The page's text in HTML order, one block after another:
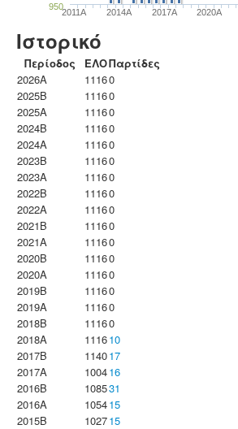
2011A 2014A 2017A 2020A
950
Ιστορικό
Περίοδος ΕΛΟΠαρτίδες
2026A
11160
2025B
11160
2025A
11160
2024B
11160
2024A
11160
2023B
11160
2023Α
11160
2022B
11160
2022A
11160
2021B
11160
2021A
11160
2020B
11160
2020A
11160
2019B
11160
2019A
11160
2018B
11160
2018A
111610
2017B
114017
2017A
100416
2016B
108531
2016A
105415
2015B
102715